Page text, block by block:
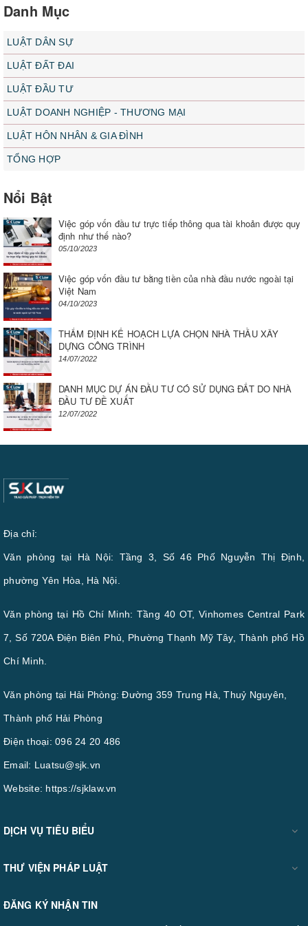
Danh Mục
LUẬT DÂN SỰ
LUẬT ĐẤT ĐAI
LUẬT ĐẦU TƯ
LUẬT DOANH NGHIỆP - THƯƠNG MẠI
LUẬT HÔN NHÂN & GIA ĐÌNH
TỔNG HỢP
Nổi Bật
Việc góp vốn đầu tư trực tiếp thông qua tài khoản được quy
định như thế nào?
05/10/2023
Việc góp vốn đầu tư bằng tiền của nhà đầu nước ngoài tại
Việt Nam
04/10/2023
THẨM ĐỊNH KẾ HOẠCH LỰA CHỌN NHÀ THẦU XÂY
DỰNG CÔNG TRÌNH
14/07/2022
DANH MỤC DỰ ÁN ĐẦU TƯ CÓ SỬ DỤNG ĐẤT DO NHÀ
ĐẦU TƯ ĐỀ XUẤT
12/07/2022
Địa chỉ:
Văn phòng tại Hà Nội: Tầng 3, Số 46 Phố Nguyễn Thị Định,
phường Yên Hòa, Hà Nội.
Văn phòng tại Hồ Chí Minh: Tầng 40 OT, Vinhomes Central Park
7, Số 720A Điện Biên Phủ, Phường Thạnh Mỹ Tây, Thành phố Hồ
Chí Minh.
Văn phòng tại Hải Phòng: Đường 359 Trung Hà, Thuỷ Nguyên,
Thành phố Hải Phòng
Điện thoại: 096 24 20 486
Email: Luatsu@sjk.vn
Website: https://sjklaw.vn
DỊCH VỤ TIÊU BIỂU
THƯ VIỆN PHÁP LUẬT
ĐĂNG KÝ NHẬN TIN